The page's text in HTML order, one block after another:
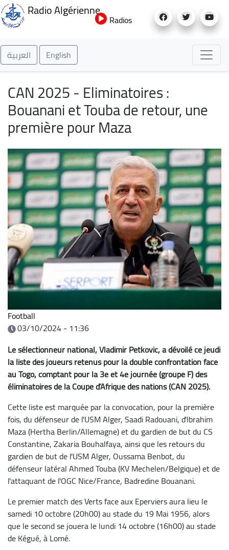
au
Radio Algérienne
Radios
العربية English
CAN 2025 - Eliminatoires :
Bouanani et Touba de retour, une
première pour Maza
Football
03/10/2024 - 11:36
Le sélectionneur national, Vladimir Petkovic, a dévoilé ce jeudi
la liste des joueurs retenus pour la double confrontation face
au Togo, comptant pour la 3e et 4e journée (groupe F) des
éliminatoires de la Coupe d’Afrique des nations (CAN 2025).
Cette liste est marquée par la convocation, pour la première
fois, du défenseur de l'USM Alger, Saadi Radouani, d'Ibrahim
Maza (Hertha Berlin/Allemagne) et du gardien de but du CS
Constantine, Zakaria Bouhalfaya, ainsi que les retours du
gardien de but de l'USM Alger, Oussama Benbot, du
défenseur latéral Ahmed Touba (KV Mechelen/Belgique) et de
l'attaquant de l'OGC Nice/France, Badredine Bouanani.
Le premier match des Verts face aux Eperviers aura lieu le
samedi 10 octobre (20h00) au stade du 19 Mai 1956, alors
que le second se jouera le lundi 14 octobre (16h00) au stade
de Kégué, à Lomé.